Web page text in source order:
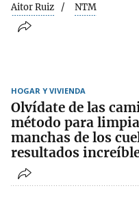
Aitor Ruiz NTM
HOGAR Y VIVIENDA
Olvídate de las
método para
manchas de los
resultados